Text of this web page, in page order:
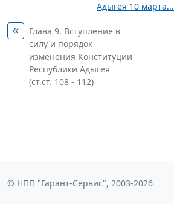
Адыгея 10 марта...
Глава 9. Вступление в
силу и порядок
изменения Конституции
Республики Адыгея
(ст.ст. 108 - 112)
© НПП "Гарант-Сервис", 2003-2026